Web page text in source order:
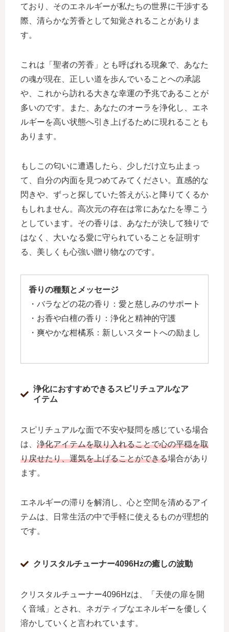
ており、そのエネルギーが私たちの世界に干渉する
際、清らかな芳香として知覚されることがありま
す。
これは「聖者の芳香」とも呼ばれる現象で、あなた
の魂が現在、正しい道を歩んでいることへの承認
や、これから訪れる大きな幸運の予兆であることが
多いのです。また、あなたのオーラを浄化し、エネ
ルギーを高い状態へ引き上げるために現れることも
あります。
もしこの匂いに遭遇したら、少しだけ立ち止まっ
て、自分の内面を見つめてみてください。直感的な
閃きや、ずっと探していた答えがふと降りてくるか
もしれません。高次元の存在は常にあなたを導こう
としています。その香りは、あなたが決して独りで
はなく、大いなる愛に守られていることを証明す
る、美しくも心強い贈り物なのです。
香りの種類とメッセージ
・バラなどの花の香り：愛と慈しみのサポート
・お香や白檀の香り：浄化と精神的守護
・爽やかな柑橘系：新しいスタートへの励まし
浄化におすすめできるスピリチュアルなア
イテム
スピリチュアルな面で不安や疑問を感じている場合
は、 浄化アイテムを取り入れることで心の平穏を取
り戻せたり、運気を上げることができる場合があり
ます。
エネルギーの滞りを解消し、心と空間を清めるアイ
テムは、日常生活の中で手軽に使えるものが理想的
です。
クリスタルチューナー4096Hzの癒しの波動
クリスタルチューナー4096Hzは、「天使の扉を開
く音域」とされ、ネガティブなエネルギーを優しく
溶かしていくと言われています。